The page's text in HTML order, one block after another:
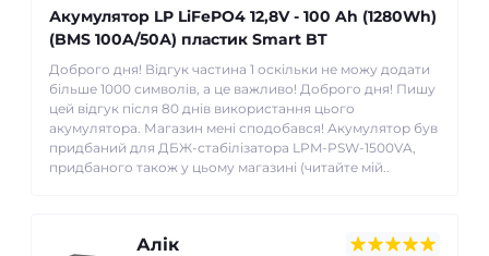
Акумулятор LP LiFePO4 12,8V - 100 Ah (1280Wh)
(BMS 100A/50А) пластик Smart BT
Доброго дня! Відгук частина 1 оскільки не можу додати
більше 1000 символів, а це важливо! Доброго дня! Пишу
цей відгук після 80 днів використання цього
акумулятора. Магазин мені сподобався! Акумулятор був
придбаний для ДБЖ-стабілізатора LPM-PSW-1500VA,
придбаного також у цьому магазині (читайте мій..
Алік